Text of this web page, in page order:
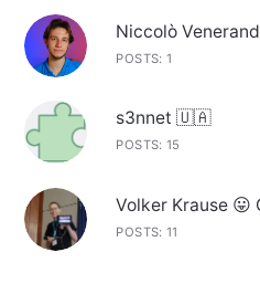
Niccolò
POSTS: 1
s3nnet 🇺🇦
POSTS: 15
Volker Krause 😛
POSTS: 11